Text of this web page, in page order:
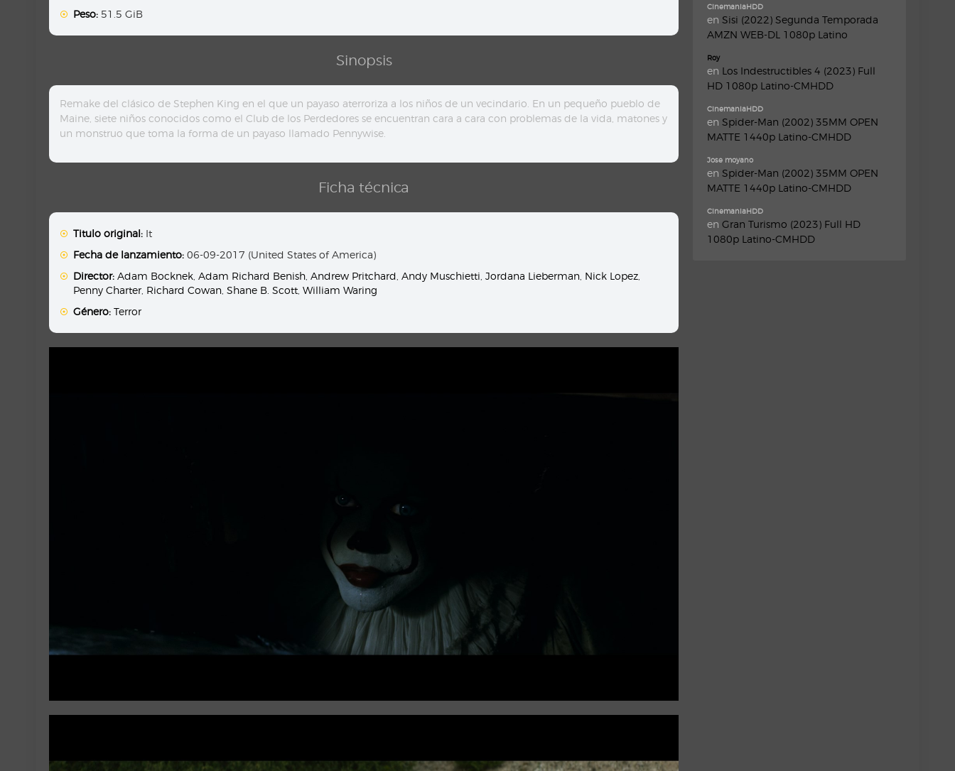
Peso: 51.5 GiB
Sinopsis
Remake del clásico de Stephen King en el que un payaso aterroriza a los niños de un vecindario. En un pequeño pueblo de
Maine, siete niños conocidos como el Club de los Perdedores se encuentran cara a cara con problemas de la vida, matones y
un monstruo que toma la forma de un payaso llamado Pennywise.
Ficha técnica
Titulo original: It
Fecha de lanzamiento: 06-09-2017 (United States of America)
Director: Adam Bocknek ,Adam Richard Benish ,Andrew Pritchard ,Andy Muschietti ,Jordana Lieberman Nick Lopez
Penny Charter Richard Cowan ,Shane B. Scott ,William Waring
Género: Terror
CinemaniaHDD
en Sisi (2022) Segunda Temporada
AMZN WEB-DL 1080p Latino
Roy
en Los Indestructibles 4 (2023) Full
HD 1080p Latino-CMHDD
CinemaniaHDD
en Spider-Man (2002) 35MM OPEN
MATTE 1440p Latino-CMHDD
Jose moyano
en Spider-Man (2002) 35MM OPEN
MATTE 1440p Latino-CMHDD
CinemaniaHDD
en Gran Turismo (2023) Full HD
1080p Latino-CMHDD